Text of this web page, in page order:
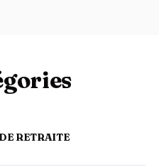
RETRAITE